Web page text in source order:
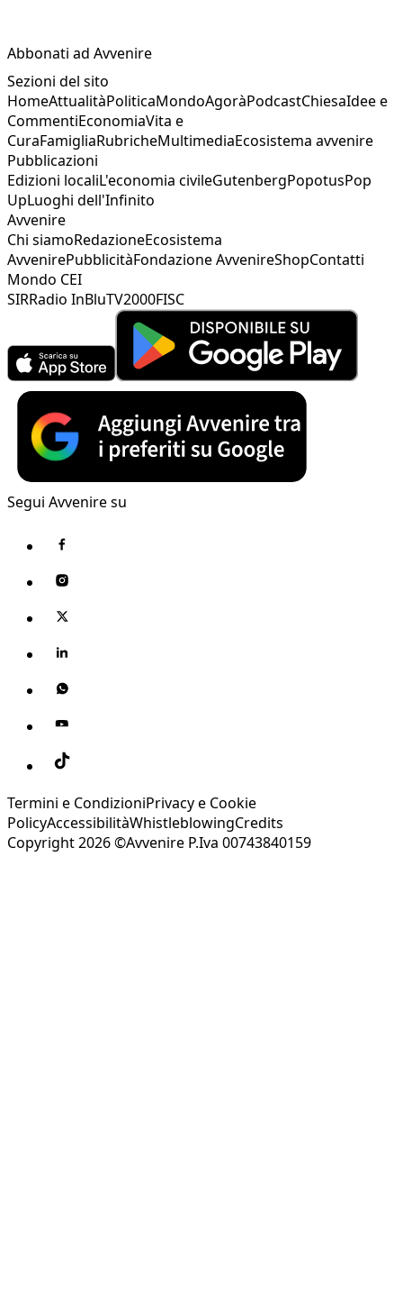
Abbonati ad Avvenire
Sezioni del sito
HomeAttualitàPoliticaMondoAgoràPodcastChiesaIdee e
CommentiEconomiaVita e
CuraFamigliaRubricheMultimediaEcosistema avvenire
Pubblicazioni
Edizioni localiL'economia civileGutenbergPopotusPop
UpLuoghi dell'Infinito
Avvenire
Chi siamoRedazioneEcosistema
AvvenirePubblicitàFondazione AvvenireShopContatti
Mondo CEI
SIRRadio InBluTV2000FISC
Segui Avvenire su
Termini e CondizioniPrivacy e Cookie
PolicyAccessibilitàWhistleblowingCredits
Copyright 2026 ©Avvenire P.Iva 00743840159